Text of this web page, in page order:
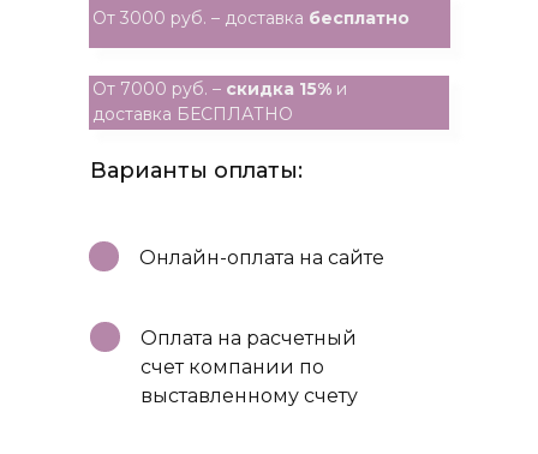
От 3000 руб. – доставка бесплатно
От 7000 руб. – скидка 15% и
доставка БЕСПЛАТНО
Варианты оплаты:
Онлайн-оплата на сайте
Оплата на расчетный
счет компании по
выставленному счету